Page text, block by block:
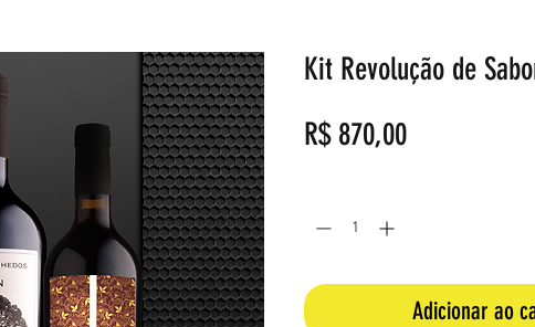
Kit Revolução de
R$ 870,00Preço
Adicionar ao